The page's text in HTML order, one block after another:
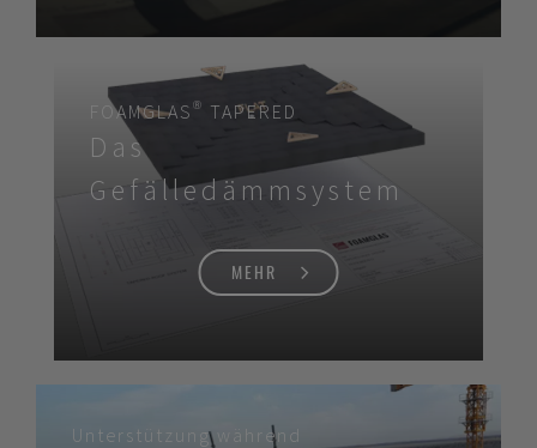
FOAMGLAS® TAPERED
Das
Gefälledämmsystem
MEHR
Unterstützung während